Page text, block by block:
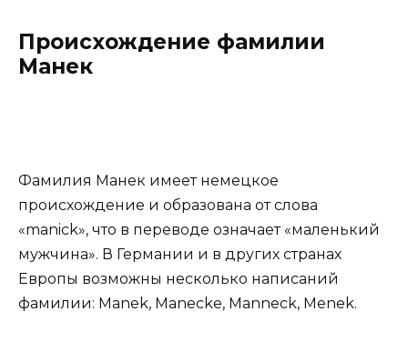
Происхождение фамилии
Манек
Фамилия Манек имеет немецкое
происхождение и образована от слова
«manick», что в переводе означает «маленький
мужчина». В Германии и в других странах
Европы возможны несколько написаний
фамилии: Manek, Manecke, Manneck, Menek.